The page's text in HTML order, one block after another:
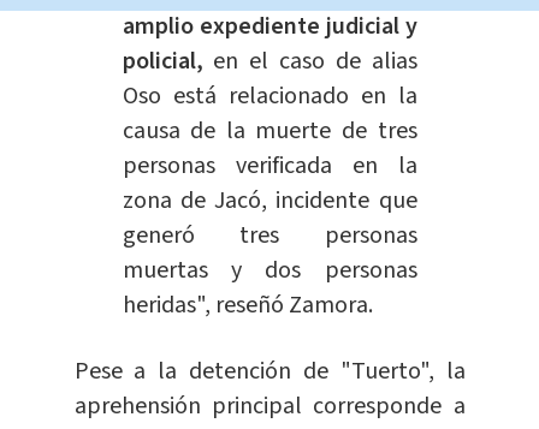
amplio expediente judicial y
policial, en el caso de alias
Oso está relacionado en la
causa de la muerte de tres
personas verificada en la
zona de Jacó, incidente que
generó tres personas
muertas y dos personas
heridas", reseñó Zamora.
Pese a la detención de "Tuerto", la
aprehensión principal corresponde a